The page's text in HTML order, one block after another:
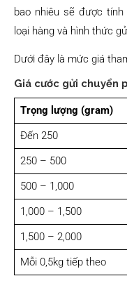
bao nhiêu sẽ được
loại hàng và hình thức
Dưới đây là mức giá
Giá cước gửi chuyển
Trọng lượng (gram)
Đến 250
250 – 500
500 – 1,000
1,000 – 1,500
1,500 – 2,000
Mỗi 0,5kg tiếp theo